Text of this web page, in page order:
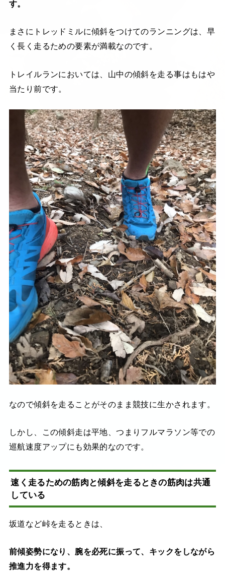
す。
まさにトレッドミルに傾斜をつけてのランニングは、早
く長く走るための要素が満載なのです。
トレイルランにおいては、山中の傾斜を走る事はもはや
当たり前です。
なので傾斜を走ることがそのまま競技に生かされます。
しかし、この傾斜走は平地、つまりフルマラソン等での
巡航速度アップにも効果的なのです。
速く走るための筋肉と傾斜を走るときの筋肉は共通
している
坂道など峠を走るときは、
前傾姿勢になり、腕を必死に振って、キックをしながら
推進力を得ます。